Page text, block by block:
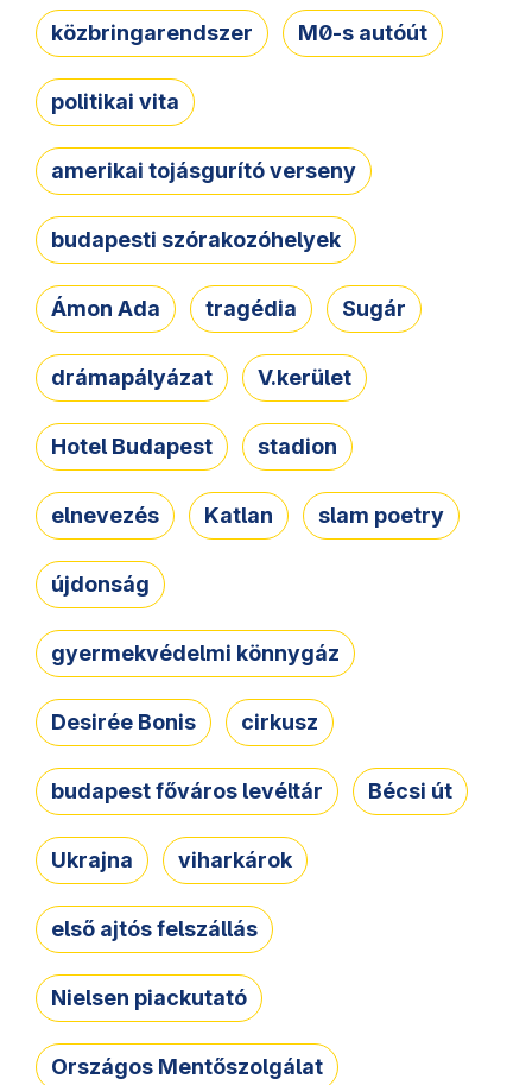
közbringarendszer M0-s autóút
politikai vita
amerikai tojásgurító verseny
budapesti szórakozóhelyek
Ámon Ada tragédia Sugár
drámapályázat V.kerület
Hotel Budapest stadion
elnevezés Katlan slam poetry
újdonság
gyermekvédelmi könnygáz
Desirée Bonis cirkusz
budapest főváros levéltár Bécsi út
Ukrajna viharkárok
első ajtós felszállás
Nielsen piackutató
Országos Mentőszolgálat